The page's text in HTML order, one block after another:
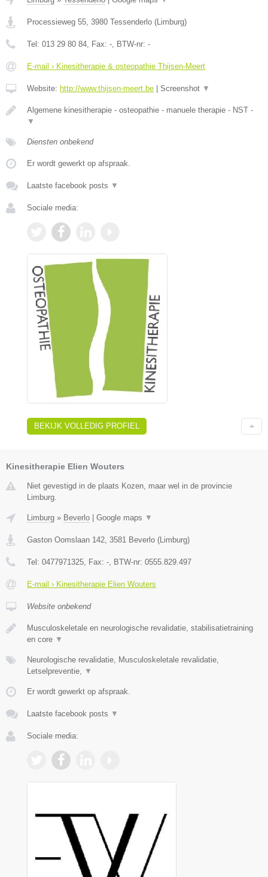
Processieweg 55 3980 Tessenderlo ( Limburg)
Tel: 013 29 80 84 , Fax: - , BTW-nr: -
E-mail › Kinesitherapie & osteopathie Thijsen-Meert
Website: http://www.thijsen-meert.be Screenshot ▼
Algemene kinesitherapie - osteopathie - manuele therapie - NST -
▼
Diensten onbekend
Er wordt gewerkt op afspraak.
Laatste facebook posts ▼
Sociale media:
BEKIJK VOLLEDIG PROFIEL
Kinesitherapie Elien Wouters
Niet gevestigd in de plaats Kozen, maar wel in de provincie
Limburg.
Limburg » Beverlo | Google maps ▼
Gaston Oomslaan 142 3581 Beverlo (Limburg)
Tel: 0477971325 , Fax: - , BTW-nr: 0555.829.497
E-mail › Kinesitherapie Elien Wouters
Website onbekend
Musculoskeletale en neurologische revalidatie, stabilisatietraining
en core ▼
Neurologische revalidatie, Musculoskeletale revalidatie,
Letselpreventie,
▼
Er wordt gewerkt op afspraak.
Laatste facebook posts ▼
Sociale media: